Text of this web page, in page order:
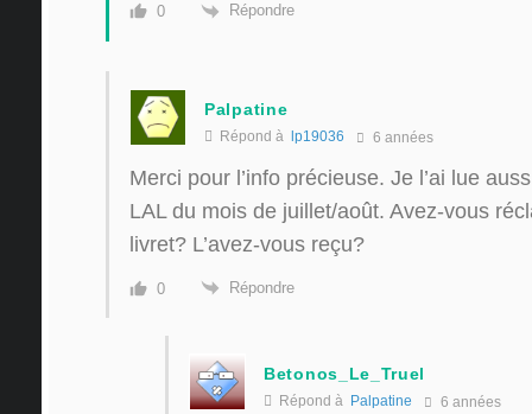
0 Répondre
Palpatine
Répond à lp19036 6 années
Merci pour l’info précieuse. Je l’ai lue
LAL du mois de juillet/août. Avez-vous
livret? L’avez-vous reçu?
0 Répondre
Betonos_Le_Truel
Répond à Palpatine 6 années